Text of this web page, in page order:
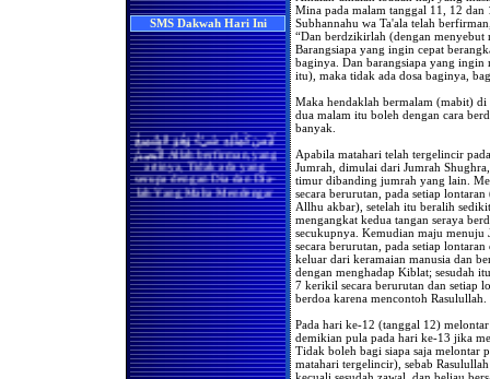
dan Kaum Wanita, Maka
Masih Berlakukah Hadits
Rasulullah Shallallaahu
'alaihi wa sallam (sebaik-baik
shaf wanita adalah yang
paling akhir dan seburuk-
buruknya adalah yang
paling depan)
Apakah Kaum Wanita Harus
Meluruskan Shafnya Dalam
Shalat
Benarkah Shaf yang Paling
Utama Bagi Wanita Dalam
Shalat Adalah Shaf yang
Paling Belakang
Benarkah Shalat Jum'at
Sebagai Pengganti Shalat
Zhuhur
Hukum Shalat Jum'at Bagi
Wanita
Hanya Membaca Surat Al-
Ikhlas
Hukum Meninggalkan
Shalat
Ada Apa Dengan Valentine’s
Day?
SMS Dakwah Hari Ini
لَيْسَ كَمِثْلِهِ شَيْءٌ وَهُوَ السَّمِيعُ
الْبَصِيرُ Allah berfirman,yang
artinya, Tidak ada yang
serupa dengan Dia dan Dia-
lah Yang Maha Mendengar
lagi Maha Melihat.(QS.Asy-
Syura:11)
(Index SMS Dakwah)
Mina pada malam tanggal 11, 12
Subhannahu wa Ta'ala telah
“Dan berdzikirlah (dengan menyebut
Barangsiapa yang ingin cepat
baginya. Dan barangsiapa yang
itu), maka tidak ada dosa baginya,
Maka hendaklah bermalam (mabit)
dua malam itu boleh dengan cara
banyak.
Apabila matahari telah tergelincir
Jumrah, dimulai dari Jumrah
timur dibanding jumrah yang lain.
secara berurutan, pada setiap
Allhu akbar), setelah itu beralih
mengangkat kedua tangan seraya
secukupnya. Kemudian maju menuju
secara berurutan, pada setiap
keluar dari keramaian manusia dan
dengan menghadap Kiblat; sesudah
7 kerikil secara berurutan dan setiap
berdoa karena mencontoh Rasulullah.
Pada hari ke-12 (tanggal 12)
demikian pula pada hari ke-13 jika
Tidak boleh bagi siapa saja melontar
matahari tergelincir), sebab